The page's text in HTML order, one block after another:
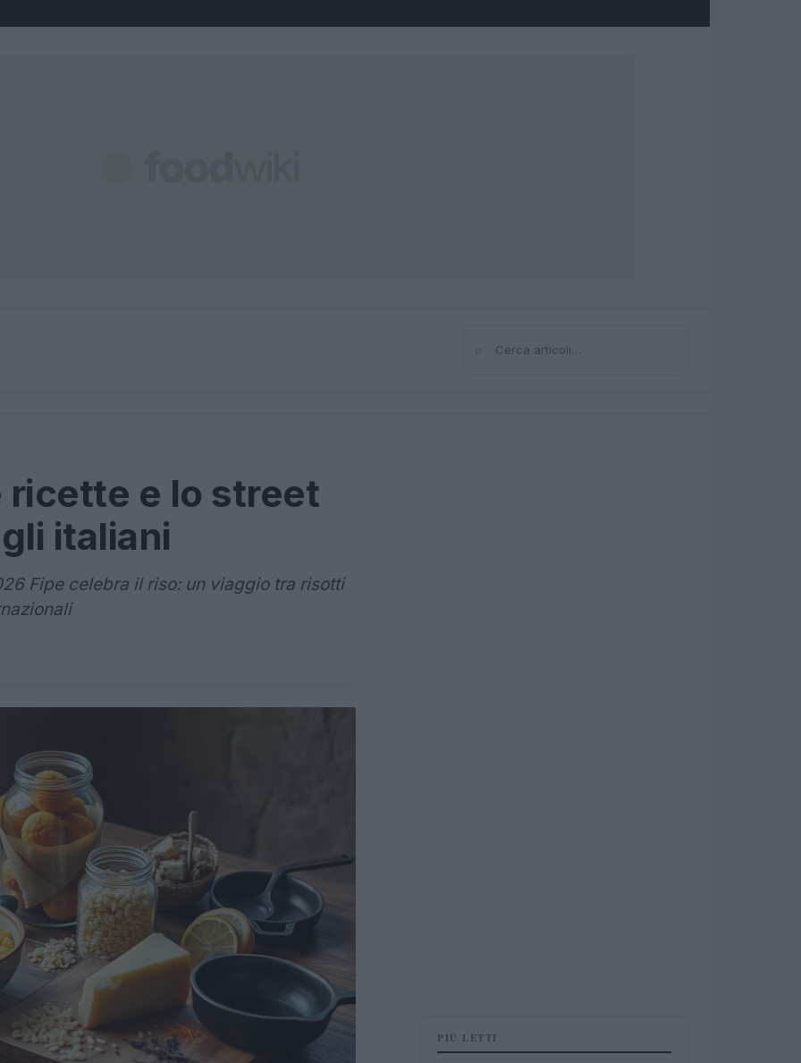
Cerca
ricette e lo street
italiani
Fipe celebra il riso: un viaggio tra risotti
PIÙ LETTI